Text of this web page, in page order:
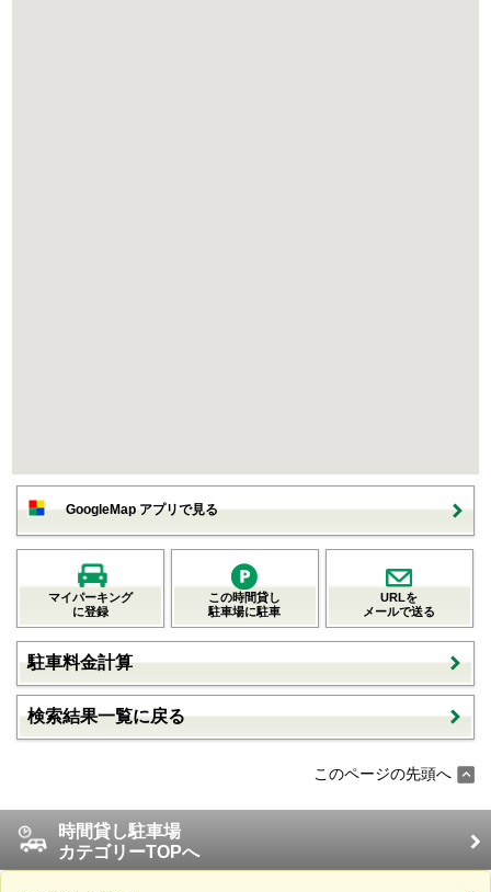
GoogleMap アプリで見る
マイパーキング
に登録
この時間貸し
駐車場に駐車
URLを
メールで送る
駐車料金計算
検索結果一覧に戻る
このページの先頭へ
時間貸し駐車場
カテゴリーTOPへ